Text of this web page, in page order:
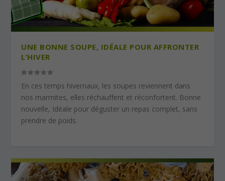
UNE BONNE SOUPE, IDÉALE POUR AFFRONTER
L’HIVER
En ces temps hivernaux, les soupes reviennent dans
nos marmites, elles réchauffent et réconfortent. Bonne
nouvelle, Idéale pour déguster un repas complet, sans
prendre de poids.